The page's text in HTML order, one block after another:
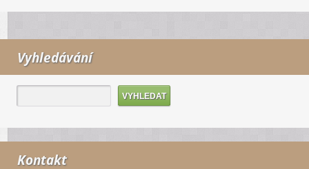
Vyhledávání
Kontakt